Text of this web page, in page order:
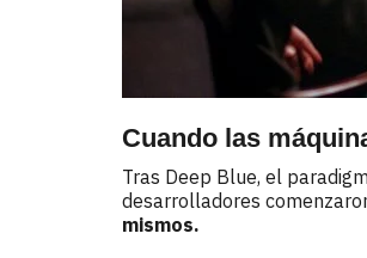
Cuando las
Tras Deep Blue, el
desarrolladores
mismos.